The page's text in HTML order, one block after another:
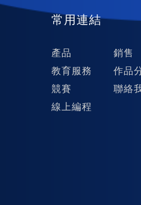
常用連結
產品 銷售
教育服務
作品
競賽
聯絡
線上編程